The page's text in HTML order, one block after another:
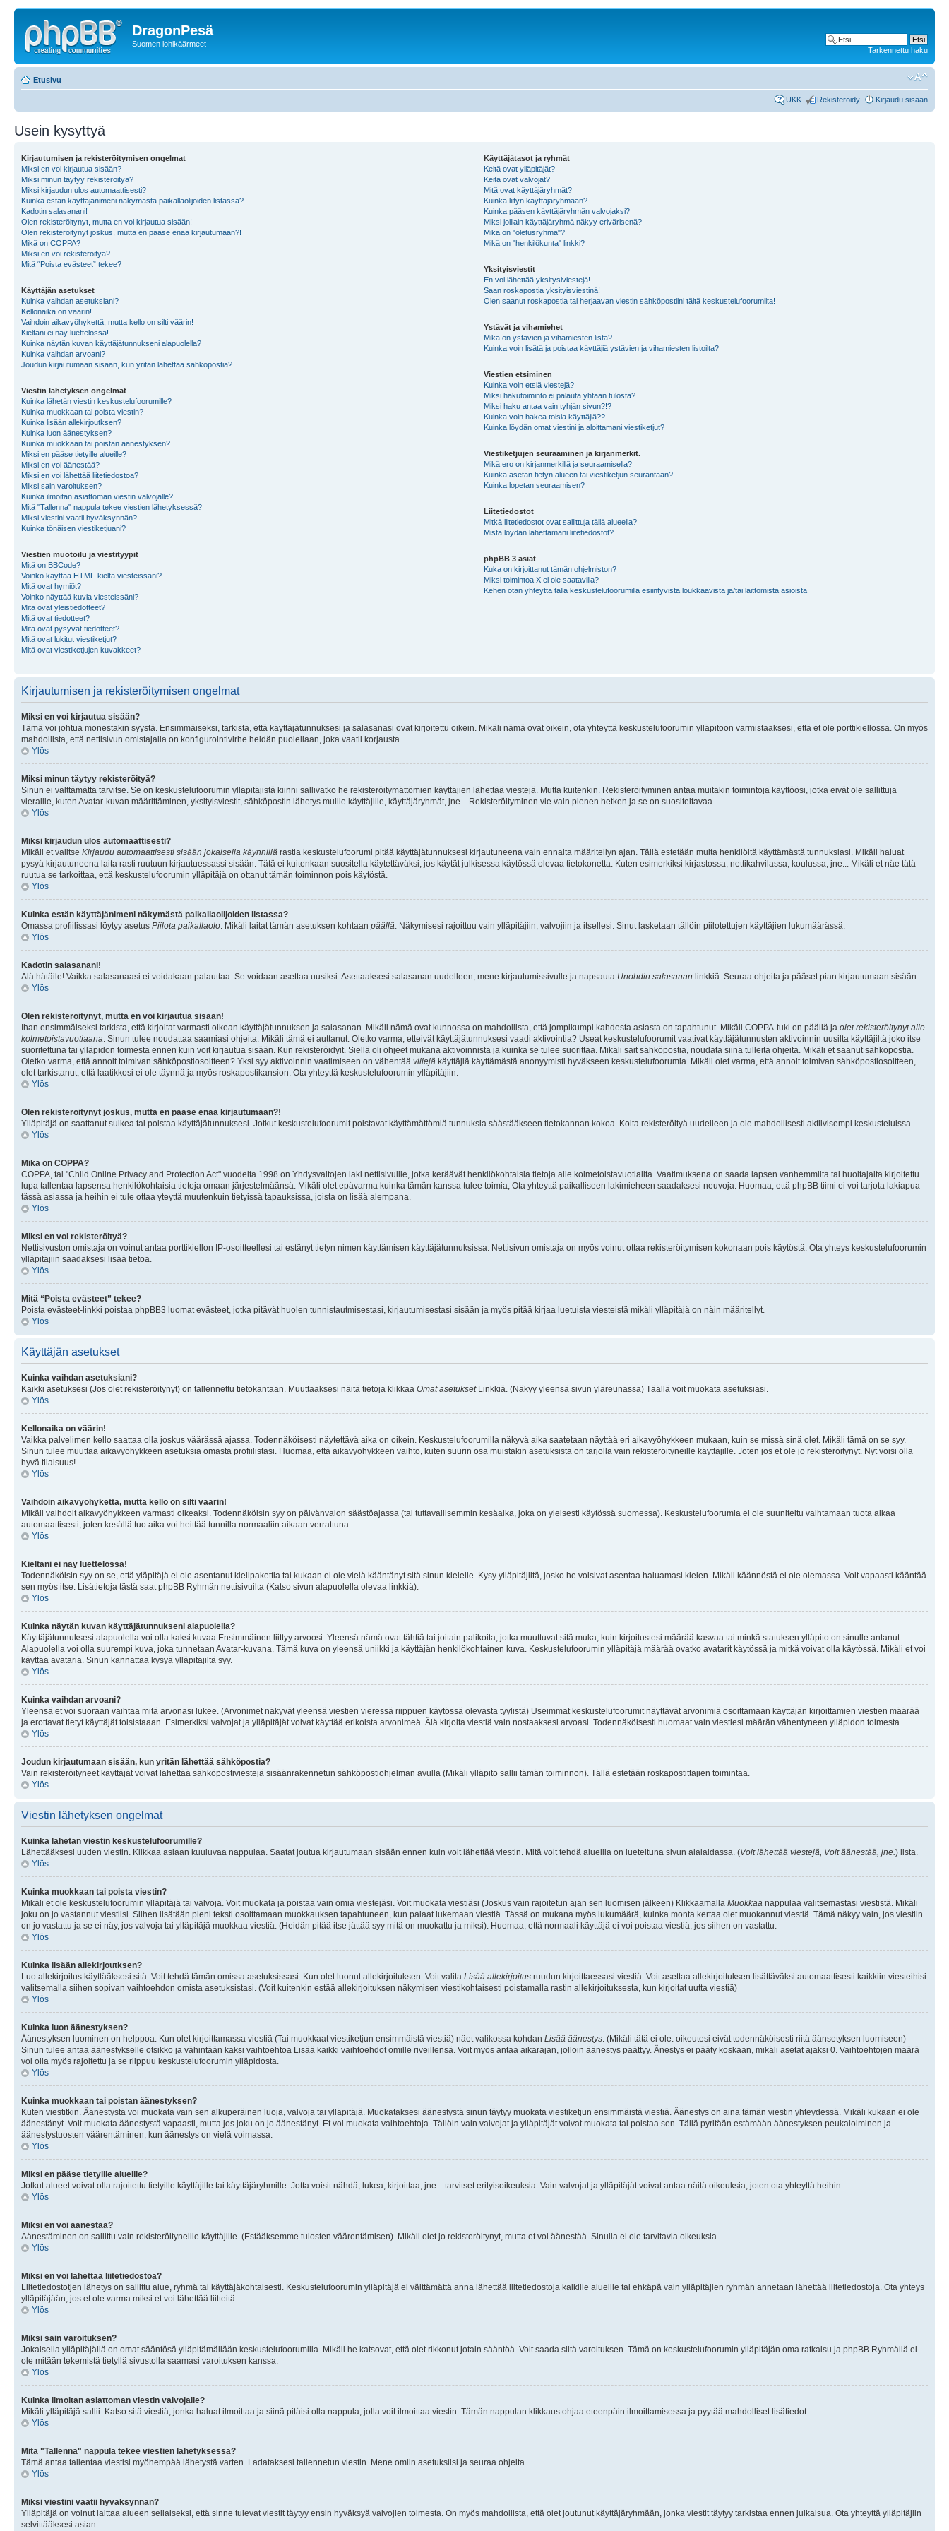
DragonPesä
Suomen lohikäärmeet
Tarkennettu haku
Etusivu
UKK Rekisteröidy Kirjaudu sisään
Usein kysyttyä
Kirjautumisen ja rekisteröitymisen ongelmat
Miksi en voi kirjautua sisään?
Miksi minun täytyy rekisteröityä?
Miksi kirjaudun ulos automaattisesti?
Kuinka estän käyttäjänimeni näkymästä paikallaolijoiden listassa?
Kadotin salasanani!
Olen rekisteröitynyt, mutta en voi kirjautua sisään!
Olen rekisteröitynyt joskus, mutta en pääse enää kirjautumaan?!
Mikä on COPPA?
Miksi en voi rekisteröityä?
Mitä “Poista evästeet” tekee?
Käyttäjän asetukset
Kuinka vaihdan asetuksiani?
Kellonaika on väärin!
Vaihdoin aikavyöhykettä, mutta kello on silti väärin!
Kieltäni ei näy luettelossa!
Kuinka näytän kuvan käyttäjätunnukseni alapuolella?
Kuinka vaihdan arvoani?
Joudun kirjautumaan sisään, kun yritän lähettää sähköpostia?
Viestin lähetyksen ongelmat
Kuinka lähetän viestin keskustelufoorumille?
Kuinka muokkaan tai poista viestin?
Kuinka lisään allekirjoutksen?
Kuinka luon äänestyksen?
Kuinka muokkaan tai poistan äänestyksen?
Miksi en pääse tietyille alueille?
Miksi en voi äänestää?
Miksi en voi lähettää liitetiedostoa?
Miksi sain varoituksen?
Kuinka ilmoitan asiattoman viestin valvojalle?
Mitä "Tallenna" nappula tekee viestien lähetyksessä?
Miksi viestini vaatii hyväksynnän?
Kuinka tönäisen viestiketjuani?
Viestien muotoilu ja viestityypit
Mitä on BBCode?
Voinko käyttää HTML-kieltä viesteissäni?
Mitä ovat hymiöt?
Voinko näyttää kuvia viesteissäni?
Mitä ovat yleistiedotteet?
Mitä ovat tiedotteet?
Mitä ovat pysyvät tiedotteet?
Mitä ovat lukitut viestiketjut?
Mitä ovat viestiketjujen kuvakkeet?
Käyttäjätasot ja ryhmät
Keitä ovat ylläpitäjät?
Keitä ovat valvojat?
Mitä ovat käyttäjäryhmät?
Kuinka liityn käyttäjäryhmään?
Kuinka pääsen käyttäjäryhmän valvojaksi?
Miksi joillain käyttäjäryhmä näkyy erivärisenä?
Mikä on "oletusryhmä"?
Mikä on "henkilökunta" linkki?
Yksityisviestit
En voi lähettää yksitysiviestejä!
Saan roskapostia yksityisviestinä!
Olen saanut roskapostia tai herjaavan viestin sähköpostiini tältä keskustelufoorumilta!
Ystävät ja vihamiehet
Mikä on ystävien ja vihamiesten lista?
Kuinka voin lisätä ja poistaa käyttäjiä ystävien ja vihamiesten listoilta?
Viestien etsiminen
Kuinka voin etsiä viestejä?
Miksi hakutoiminto ei palauta yhtään tulosta?
Miksi haku antaa vain tyhjän sivun?!?
Kuinka voin hakea toisia käyttäjiä??
Kuinka löydän omat viestini ja aloittamani viestiketjut?
Viestiketjujen seuraaminen ja kirjanmerkit.
Mikä ero on kirjanmerkillä ja seuraamisella?
Kuinka asetan tietyn alueen tai viestiketjun seurantaan?
Kuinka lopetan seuraamisen?
Liitetiedostot
Mitkä liitetiedostot ovat sallittuja tällä alueella?
Mistä löydän lähettämäni liitetiedostot?
phpBB 3 asiat
Kuka on kirjoittanut tämän ohjelmiston?
Miksi toimintoa X ei ole saatavilla?
Kehen otan yhteyttä tällä keskustelufoorumilla esiintyvistä loukkaavista ja/tai laittomista asioista
Kirjautumisen ja rekisteröitymisen ongelmat
Miksi en voi kirjautua sisään?
Tämä voi johtua monestakin syystä. Ensimmäiseksi, tarkista, että käyttäjätunnuksesi ja salasanasi ovat kirjoitettu oikein. Mikäli nämä ovat oikein, ota yhteyttä keskustelufoorumin ylläpitoon varmistaaksesi, että et ole porttikiellossa. On myös
mahdollista, että nettisivun omistajalla on konfigurointivirhe heidän puolellaan, joka vaatii korjausta.
Ylös
Miksi minun täytyy rekisteröityä?
Sinun ei välttämättä tarvitse. Se on keskustelufoorumin ylläpitäjistä kiinni sallivatko he rekisteröitymättömien käyttäjien lähettää viestejä. Mutta kuitenkin. Rekisteröityminen antaa muitakin toimintoja käyttöösi, jotka eivät ole sallittuja
vieraille, kuten Avatar-kuvan määrittäminen, yksityisviestit, sähköpostin lähetys muille käyttäjille, käyttäjäryhmät, jne... Rekisteröityminen vie vain pienen hetken ja se on suositeltavaa.
Ylös
Miksi kirjaudun ulos automaattisesti?
Mikäli et valitse Kirjaudu automaattisesti sisään jokaisella käynnillä rastia keskustelufoorumi pitää käyttäjätunnuksesi kirjautuneena vain ennalta määritellyn ajan. Tällä estetään muita henkilöitä käyttämästä tunnuksiasi. Mikäli haluat
pysyä kirjautuneena laita rasti ruutuun kirjautuessassi sisään. Tätä ei kuitenkaan suositella käytettäväksi, jos käytät julkisessa käytössä olevaa tietokonetta. Kuten esimerkiksi kirjastossa, nettikahvilassa, koulussa, jne... Mikäli et näe tätä
ruutua se tarkoittaa, että keskustelufoorumin ylläpitäjä on ottanut tämän toiminnon pois käytöstä.
Ylös
Kuinka estän käyttäjänimeni näkymästä paikallaolijoiden listassa?
Omassa profiilissasi löytyy asetus Piilota paikallaolo . Mikäli laitat tämän asetuksen kohtaan päällä . Näkymisesi rajoittuu vain ylläpitäjiin, valvojiin ja itsellesi. Sinut lasketaan tällöin piilotettujen käyttäjien lukumäärässä.
Ylös
Kadotin salasanani!
Älä hätäile! Vaikka salasanaasi ei voidakaan palauttaa. Se voidaan asettaa uusiksi. Asettaaksesi salasanan uudelleen, mene kirjautumissivulle ja napsauta Unohdin salasanan linkkiä. Seuraa ohjeita ja pääset pian kirjautumaan sisään.
Ylös
Olen rekisteröitynyt, mutta en voi kirjautua sisään!
Ihan ensimmäiseksi tarkista, että kirjoitat varmasti oikean käyttäjätunnuksen ja salasanan. Mikäli nämä ovat kunnossa on mahdollista, että jompikumpi kahdesta asiasta on tapahtunut. Mikäli COPPA-tuki on päällä ja olet rekisteröitynyt alle
kolmetoistavuotiaana . Sinun tulee noudattaa saamiasi ohjeita. Mikäli tämä ei auttanut. Oletko varma, etteivät käyttäjätunnuksesi vaadi aktivointia? Useat keskustelufoorumit vaativat käyttäjätunnusten aktivoinnin uusilta käyttäjiltä joko itse
suoritettuna tai ylläpidon toimesta ennen kuin voit kirjautua sisään. Kun rekisteröidyit. Siellä oli ohjeet mukana aktivoinnista ja kuinka se tulee suorittaa. Mikäli sait sähköpostia, noudata siinä tulleita ohjeita. Mikäli et saanut sähköpostia.
Oletko varma, että annoit toimivan sähköpostiosoitteen? Yksi syy aktivoinnin vaatimiseen on vähentää villejä käyttäjiä käyttämästä anonyymisti hyväkseen keskustelufoorumia. Mikäli olet varma, että annoit toimivan sähköpostiosoitteen,
olet tarkistanut, että laatikkosi ei ole täynnä ja myös roskapostikansion. Ota yhteyttä keskustelufoorumin ylläpitäjiin.
Ylös
Olen rekisteröitynyt joskus, mutta en pääse enää kirjautumaan?!
Ylläpitäjä on saattanut sulkea tai poistaa käyttäjätunnuksesi. Jotkut keskustelufoorumit poistavat käyttämättömiä tunnuksia säästääkseen tietokannan kokoa. Koita rekisteröityä uudelleen ja ole mahdollisesti aktiivisempi keskusteluissa.
Ylös
Mikä on COPPA?
COPPA, tai "Child Online Privacy and Protection Act" vuodelta 1998 on Yhdysvaltojen laki nettisivuille, jotka keräävät henkilökohtaisia tietoja alle kolmetoistavuotiailta. Vaatimuksena on saada lapsen vanhemmilta tai huoltajalta kirjoitettu
lupa tallentaa lapsensa henkilökohtaisia tietoja omaan järjestelmäänsä. Mikäli olet epävarma kuinka tämän kanssa tulee toimia, Ota yhteyttä paikalliseen lakimieheen saadaksesi neuvoja. Huomaa, että phpBB tiimi ei voi tarjota lakiapua
tässä asiassa ja heihin ei tule ottaa yteyttä muutenkuin tietyissä tapauksissa, joista on lisää alempana.
Ylös
Miksi en voi rekisteröityä?
Nettisivuston omistaja on voinut antaa porttikiellon IP-osoitteellesi tai estänyt tietyn nimen käyttämisen käyttäjätunnuksissa. Nettisivun omistaja on myös voinut ottaa rekisteröitymisen kokonaan pois käytöstä. Ota yhteys keskustelufoorumin
ylläpitäjiin saadaksesi lisää tietoa.
Ylös
Mitä “Poista evästeet” tekee?
Poista evästeet-linkki poistaa phpBB3 luomat evästeet, jotka pitävät huolen tunnistautmisestasi, kirjautumisestasi sisään ja myös pitää kirjaa luetuista viesteistä mikäli ylläpitäjä on näin määritellyt.
Ylös
Käyttäjän asetukset
Kuinka vaihdan asetuksiani?
Kaikki asetuksesi (Jos olet rekisteröitynyt) on tallennettu tietokantaan. Muuttaaksesi näitä tietoja klikkaa Omat asetuksetLinkkiä. (Näkyy yleensä sivun yläreunassa) Täällä voit muokata asetuksiasi.
Ylös
Kellonaika on väärin!
Vaikka palvelimen kello saattaa olla joskus väärässä ajassa. Todennäköisesti näytettävä aika on oikein. Keskustelufoorumilla näkyvä aika saatetaan näyttää eri aikavyöhykkeen mukaan, kuin se missä sinä olet. Mikäli tämä on se syy.
Sinun tulee muuttaa aikavyöhykkeen asetuksia omasta profiilistasi. Huomaa, että aikavyöhykkeen vaihto, kuten suurin osa muistakin asetuksista on tarjolla vain rekisteröityneille käyttäjille. Joten jos et ole jo rekisteröitynyt. Nyt voisi olla
hyvä tilaisuus!
Ylös
Vaihdoin aikavyöhykettä, mutta kello on silti väärin!
Mikäli vaihdoit aikavyöhykkeen varmasti oikeaksi. Todennäköisin syy on päivänvalon säästöajassa (tai tuttavallisemmin kesäaika, joka on yleisesti käytössä suomessa). Keskustelufoorumia ei ole suuniteltu vaihtamaan tuota aikaa
automaattisesti, joten kesällä tuo aika voi heittää tunnilla normaaliin aikaan verrattuna.
Ylös
Kieltäni ei näy luettelossa!
Todennäköisin syy on se, että yläpitäjä ei ole asentanut kielipakettia tai kukaan ei ole vielä kääntänyt sitä sinun kielelle. Kysy ylläpitäjiltä, josko he voisivat asentaa haluamasi kielen. Mikäli käännöstä ei ole olemassa. Voit vapaasti kääntää
sen myös itse. Lisätietoja tästä saat phpBB Ryhmän nettisivuilta (Katso sivun alapuolella olevaa linkkiä).
Ylös
Kuinka näytän kuvan käyttäjätunnukseni alapuolella?
Käyttäjätunnuksesi alapuolella voi olla kaksi kuvaa Ensimmäinen liittyy arvoosi. Yleensä nämä ovat tähtiä tai joitain palikoita, jotka muuttuvat sitä muka, kuin kirjoitustesi määrää kasvaa tai minkä statuksen ylläpito on sinulle antanut.
Alapuolella voi olla suurempi kuva, joka tunnetaan Avatar-kuvana. Tämä kuva on yleensä uniikki ja käyttäjän henkilökohtainen kuva. Keskustelufoorumin ylläpitäjä määrää ovatko avatarit käytössä ja mitkä voivat olla käytössä. Mikäli et voi
käyttää avataria. Sinun kannattaa kysyä ylläpitäjiltä syy.
Ylös
Kuinka vaihdan arvoani?
Yleensä et voi suoraan vaihtaa mitä arvonasi lukee. (Arvonimet näkyvät yleensä viestien vieressä riippuen käytössä olevasta tyylistä) Useimmat keskustelufoorumit näyttävät arvonimiä osoittamaan käyttäjän kirjoittamien viestien määrää
ja erottavat tietyt käyttäjät toisistaaan. Esimerkiksi valvojat ja ylläpitäjät voivat käyttää erikoista arvonimeä. Älä kirjoita viestiä vain nostaaksesi arvoasi. Todennäköisesti huomaat vain viestiesi määrän vähentyneen ylläpidon toimesta.
Ylös
Joudun kirjautumaan sisään, kun yritän lähettää sähköpostia?
Vain rekisteröityneet käyttäjät voivat lähettää sähköpostiviestejä sisäänrakennetun sähköpostiohjelman avulla (Mikäli ylläpito sallii tämän toiminnon). Tällä estetään roskapostittajien toimintaa.
Ylös
Viestin lähetyksen ongelmat
Kuinka lähetän viestin keskustelufoorumille?
Lähettääksesi uuden viestin. Klikkaa asiaan kuuluvaa nappulaa. Saatat joutua kirjautumaan sisään ennen kuin voit lähettää viestin. Mitä voit tehdä alueilla on lueteltuna sivun alalaidassa. (Voit lähettää viestejä, Voit äänestää, jne. ) lista.
Ylös
Kuinka muokkaan tai poista viestin?
Mikäli et ole keskustelufoorumin ylläpitäjä tai valvoja. Voit muokata ja poistaa vain omia viestejäsi. Voit muokata viestiäsi (Joskus vain rajoitetun ajan sen luomisen jälkeen) Klikkaamalla Muokkaa nappulaa valitsemastasi viestistä. Mikäli
joku on jo vastannut viestiisi. Siihen lisätään pieni teksti osoittamaan muokkauksen tapahtuneen, kun palaat lukemaan viestiä. Tässä on mukana myös lukumäärä, kuinka monta kertaa olet muokannut viestiä. Tämä näkyy vain, jos viestiin
on jo vastattu ja se ei näy, jos valvoja tai ylläpitäjä muokkaa viestiä. (Heidän pitää itse jättää syy mitä on muokattu ja miksi). Huomaa, että normaali käyttäjä ei voi poistaa viestiä, jos siihen on vastattu.
Ylös
Kuinka lisään allekirjoutksen?
Luo allekirjoitus käyttääksesi sitä. Voit tehdä tämän omissa asetuksissasi. Kun olet luonut allekirjoituksen. Voit valita Lisää allekirjoitus ruudun kirjoittaessasi viestiä. Voit asettaa allekirjoituksen lisättäväksi automaattisesti kaikkiin viesteihisi
valitsemalla siihen sopivan vaihtoehdon omista asetuksistasi. (Voit kuitenkin estää allekirjoituksen näkymisen viestikohtaisesti poistamalla rastin allekirjoituksesta, kun kirjoitat uutta viestiä)
Ylös
Kuinka luon äänestyksen?
Äänestyksen luominen on helppoa. Kun olet kirjoittamassa viestiä (Tai muokkaat viestiketjun ensimmäistä viestiä) näet valikossa kohdan Lisää äänestys . (Mikäli tätä ei ole. oikeutesi eivät todennäköisesti riitä äänsetyksen luomiseen)
Sinun tulee antaa äänestykselle otsikko ja vähintään kaksi vaihtoehtoa Lisää kaikki vaihtoehdot omille riveillensä. Voit myös antaa aikarajan, jolloin äänestys päättyy. Änestys ei pääty koskaan, mikäli asetat ajaksi 0. Vaihtoehtojen määrä
voi olla myös rajoitettu ja se riippuu keskustelufoorumin ylläpidosta.
Ylös
Kuinka muokkaan tai poistan äänestyksen?
Kuten viestitkin. Äänestystä voi muokata vain sen alkuperäinen luoja, valvoja tai ylläpitäjä. Muokataksesi äänestystä sinun täytyy muokata viestiketjun ensimmäistä viestiä. Äänestys on aina tämän viestin yhteydessä. Mikäli kukaan ei ole
äänestänyt. Voit muokata äänestystä vapaasti, mutta jos joku on jo äänestänyt. Et voi muokata vaihtoehtoja. Tällöin vain valvojat ja ylläpitäjät voivat muokata tai poistaa sen. Tällä pyritään estämään äänestyksen peukaloiminen ja
äänestystuosten väärentäminen, kun äänestys on vielä voimassa.
Ylös
Miksi en pääse tietyille alueille?
Jotkut alueet voivat olla rajoitettu tietyille käyttäjille tai käyttäjäryhmille. Jotta voisit nähdä, lukea, kirjoittaa, jne... tarvitset erityisoikeuksia. Vain valvojat ja ylläpitäjät voivat antaa näitä oikeuksia, joten ota yhteyttä heihin.
Ylös
Miksi en voi äänestää?
Äänestäminen on sallittu vain rekisteröityneille käyttäjille. (Estääksemme tulosten väärentämisen). Mikäli olet jo rekisteröitynyt, mutta et voi äänestää. Sinulla ei ole tarvitavia oikeuksia.
Ylös
Miksi en voi lähettää liitetiedostoa?
Liitetiedostotjen lähetys on sallittu alue, ryhmä tai käyttäjäkohtaisesti. Keskustelufoorumin ylläpitäjä ei välttämättä anna lähettää liitetiedostoja kaikille alueille tai ehkäpä vain ylläpitäjien ryhmän annetaan lähettää liitetiedostoja. Ota yhteys
ylläpitäjään, jos et ole varma miksi et voi lähettää liitteitä.
Ylös
Miksi sain varoituksen?
Jokaisella ylläpitäjällä on omat sääntösä ylläpitämällään keskustelufoorumilla. Mikäli he katsovat, että olet rikkonut jotain sääntöä. Voit saada siitä varoituksen. Tämä on keskustelufoorumin ylläpitäjän oma ratkaisu ja phpBB Ryhmällä ei
ole mitään tekemistä tietyllä sivustolla saamasi varoituksen kanssa.
Ylös
Kuinka ilmoitan asiattoman viestin valvojalle?
Mikäli ylläpitäjä sallii. Katso sitä viestiä, jonka haluat ilmoittaa ja siinä pitäisi olla nappula, jolla voit ilmoittaa viestin. Tämän nappulan klikkaus ohjaa eteenpäin ilmoittamisessa ja pyytää mahdolliset lisätiedot.
Ylös
Mitä "Tallenna" nappula tekee viestien lähetyksessä?
Tämä antaa tallentaa viestisi myöhempää lähetystä varten. Ladataksesi tallennetun viestin. Mene omiin asetuksiisi ja seuraa ohjeita.
Ylös
Miksi viestini vaatii hyväksynnän?
Ylläpitäjä on voinut laittaa alueen sellaiseksi, että sinne tulevat viestit täytyy ensin hyväksyä valvojien toimesta. On myös mahdollista, että olet joutunut käyttäjäryhmään, jonka viestit täytyy tarkistaa ennen julkaisua. Ota yhteyttä ylläpitäjiin
selvittääksesi asian.